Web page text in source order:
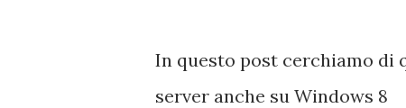
In questo post cerchiamo di
server anche su Windows 8